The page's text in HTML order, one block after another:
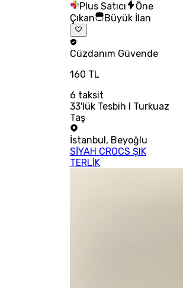
Plus Satıcı
Öne
Çıkan
Büyük İlan
Cüzdanım Güvende
160 TL
6 taksit
33'lük Tesbih I Turkuaz
Taş
İstanbul , Beyoğlu
SİYAH CROCS ŞIK
TERLİK